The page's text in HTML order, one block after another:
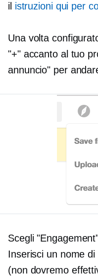
il istruzioni qui per
Una volta
"+" accanto al tuo
annuncio" per
Scegli
Inserisci un nome
(non dovremo